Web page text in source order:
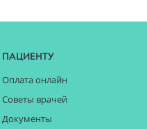
Пациенту
Оплата онлайн
Советы врачей
Документы